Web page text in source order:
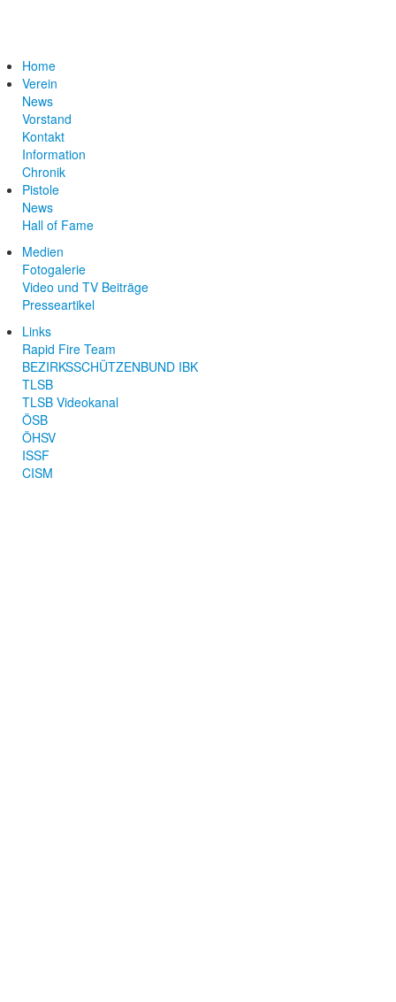
Home
Verein
News
Vorstand
Kontakt
Information
Chronik
Pistole
News
Hall of Fame
Medien
Fotogalerie
Video und TV Beiträge
Presseartikel
Links
Rapid Fire Team
BEZIRKSSCHÜTZENBUND IBK
TLSB
TLSB Videokanal
ÖSB
ÖHSV
ISSF
CISM